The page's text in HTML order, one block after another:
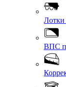
Лотки
ВПС